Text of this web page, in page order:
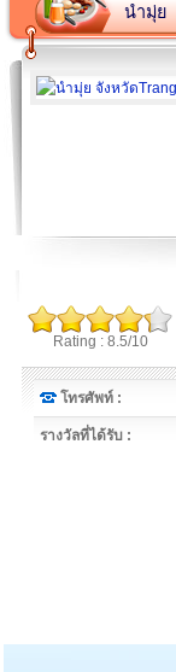
นำมุ่ย
Rating : 8.5/10
โทรศัพท์ :
รางวัลที่ได้รับ :